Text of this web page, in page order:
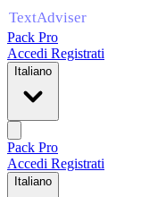
Pack Pro
Accedi Registrati
Italiano
Pack Pro
Accedi Registrati
Italiano